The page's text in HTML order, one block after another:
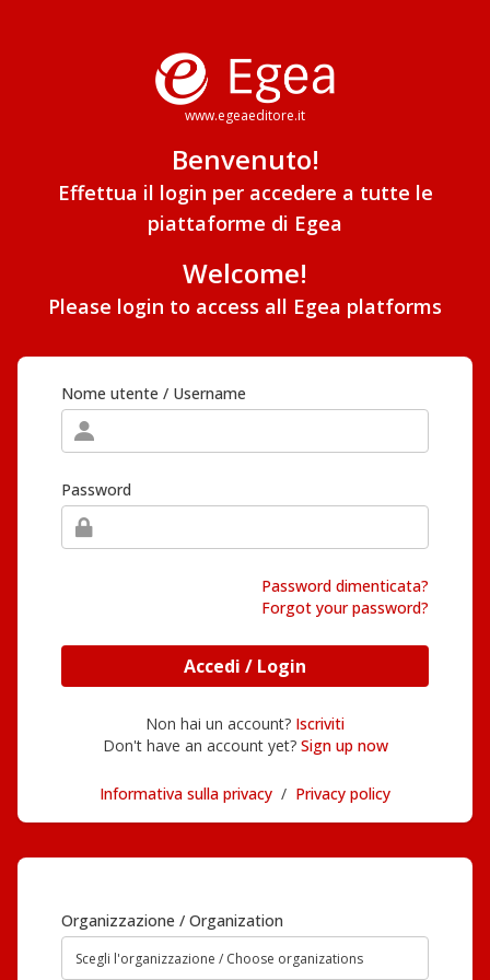
www.egeaeditore.it
Benvenuto!
Effettua il login per accedere a tutte le
piattaforme di Egea
Welcome!
Please login to access all Egea platforms
Nome utente / Username
Password
Password dimenticata?
Forgot your password?
Accedi / Login
Non hai un account? Iscriviti
Don't have an account yet? Sign up now
Informativa sulla privacy / Privacy policy
Organizzazione / Organization